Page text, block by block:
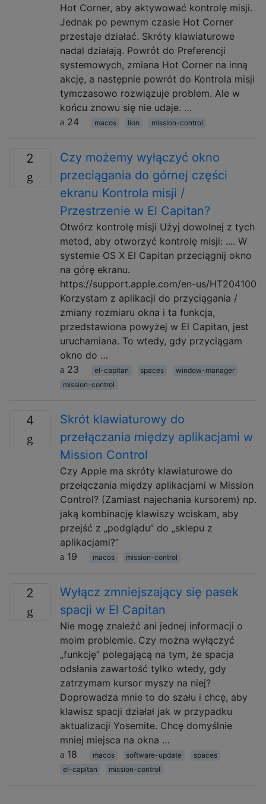
Hot Corner, aby aktywować kontrolę misji.
Jednak po pewnym czasie Hot Corner
przestaje działać. Skróty klawiaturowe
nadal działają. Powrót do Preferencji
systemowych, zmiana Hot Corner na inną
akcję, a następnie powrót do Kontrola misji
tymczasowo rozwiązuje problem. Ale w
końcu znowu się nie udaje. …
24
macos lion mission-control
2
Czy możemy wyłączyć okno
przeciągania do górnej części
ekranu Kontrola misji /
Przestrzenie w El Capitan?
Otwórz kontrolę misji Użyj dowolnej z tych
metod, aby otworzyć kontrolę misji: .... W
systemie OS X El Capitan przeciągnij okno
na górę ekranu.
https://support.apple.com/en-us/HT204100
Korzystam z aplikacji do przyciągania /
zmiany rozmiaru okna i ta funkcja,
przedstawiona powyżej w El Capitan, jest
uruchamiana. To wtedy, gdy przyciągam
okno do …
23
el-capitan spaces
window-manager
mission-control
4
Skrót klawiaturowy do
przełączania między aplikacjami w
Mission Control
Czy Apple ma skróty klawiaturowe do
przełączania między aplikacjami w Mission
Control? (Zamiast najechania kursorem) np.
jaką kombinację klawiszy wciskam, aby
przejść z „podglądu” do „sklepu z
aplikacjami?”
19
macos mission-control
2
Wyłącz zmniejszający się pasek
spacji w El Capitan
Nie mogę znaleźć ani jednej informacji o
moim problemie. Czy można wyłączyć
„funkcję” polegającą na tym, że spacja
odsłania zawartość tylko wtedy, gdy
zatrzymam kursor myszy na niej?
Doprowadza mnie to do szału i chcę, aby
klawisz spacji działał jak w przypadku
aktualizacji Yosemite. Chcę domyślnie
mniej miejsca na okna …
18
macos software-update
spaces
el-capitan
mission-control